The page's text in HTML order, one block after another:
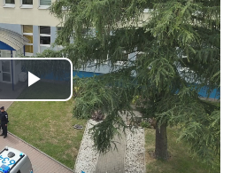
Odtwórz
wideo